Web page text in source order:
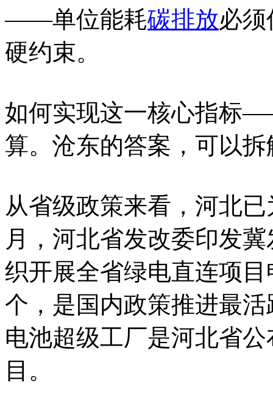
——单位能耗碳排放必
硬约束。
如何实现这一核心指标
算。沧东的答案，可以
从省级政策来看，河北
月，河北省发改委印发
织开展全省绿电直连项
个，是国内政策推进最
电池超级工厂是河北省
目。